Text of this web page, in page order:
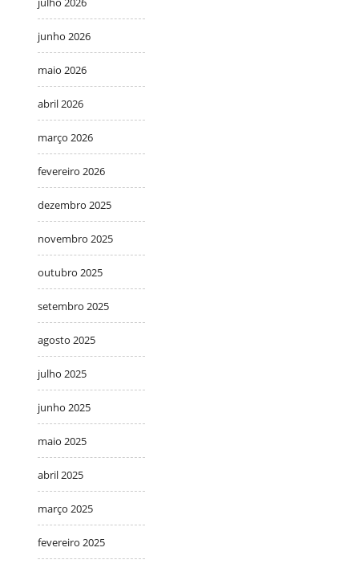
junho 2026
maio 2026
abril 2026
março 2026
fevereiro 2026
dezembro 2025
novembro 2025
outubro 2025
setembro 2025
agosto 2025
julho 2025
junho 2025
maio 2025
abril 2025
março 2025
fevereiro 2025